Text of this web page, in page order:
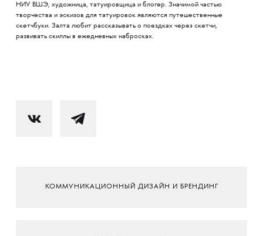
НИУ ВШЭ, художница, татуировщица и блогер. Значимой частью
творчества и эскизов для татуировок являются путешественные
скетчбуки. Залта любит рассказывать о поездках через скетчи,
развивать скиллы в ежедневных набросках.
КОММУНИКАЦИОННЫЙ ДИЗАЙН И БРЕНДИНГ